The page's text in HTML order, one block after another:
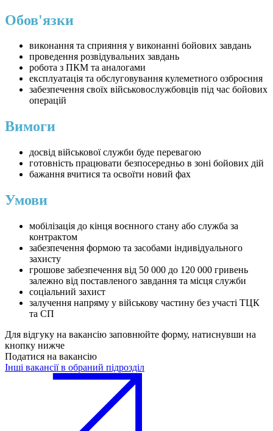
Обов'язки
виконання та сприяння у виконанні бойових завдань
проведення розвідувальних завдань
робота з ПКМ та аналогами
експлуатація та обслуговування кулеметного озброєння
забезпечення своїх військовослужбовців під час бойових
операцій
Вимоги
досвід військової служби буде перевагою
готовність працювати безпосередньо в зоні бойових дій
бажання вчитися та освоїти новий фах
Умови
мобілізація до кінця воєнного стану або служба за
контрактом
забезпечення формою та засобами індивідуального
захисту
грошове забезпечення від 50 000 до 120 000 гривень
залежно від поставленого завдання та місця служби
соціальний захист
залучення напряму у військову частину без участі ТЦК
та СП
Для відгуку на вакансію заповнюйте форму, натиснувши на
кнопку нижче
Податися на вакансію
Інші вакансії в обраний підрозділ